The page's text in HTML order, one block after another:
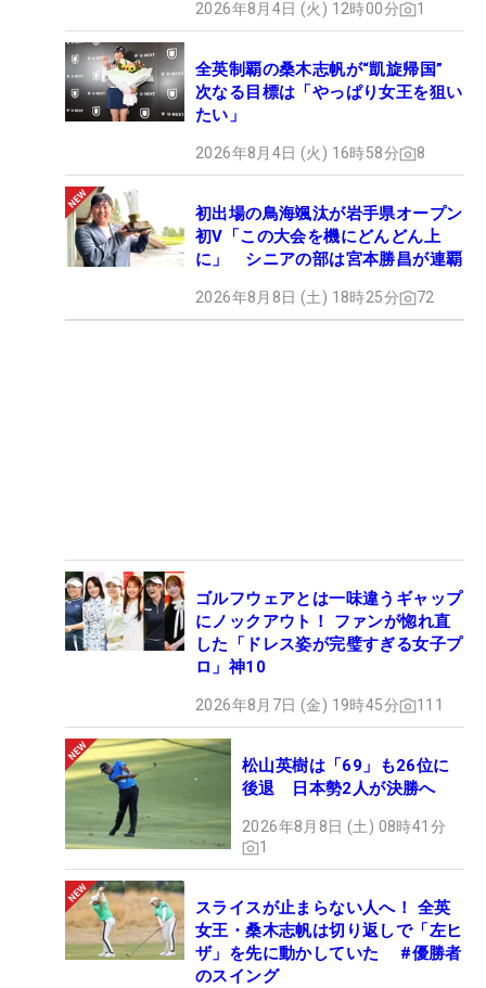
2026年8月4日 (火) 12時00分 1
全英制覇の桑木志帆が“凱旋帰国”
次なる目標は「やっぱり女王を狙い
たい」
2026年8月4日 (火) 16時58分 8
初出場の鳥海颯汰が岩手県オープン
初V「この大会を機にどんどん上
に」 シニアの部は宮本勝昌が連覇
2026年8月8日 (土) 18時25分 72
ゴルフウェアとは一味違うギャップ
にノックアウト！ ファンが惚れ直
した「ドレス姿が完璧すぎる女子プ
ロ」神10
2026年8月7日 (金) 19時45分 111
松山英樹は「69」も26位に
後退 日本勢2人が決勝へ
2026年8月8日 (土) 08時41分
1
スライスが止まらない人へ！ 全英
女王・桑木志帆は切り返しで「左ヒ
ザ」を先に動かしていた #優勝者
のスイング